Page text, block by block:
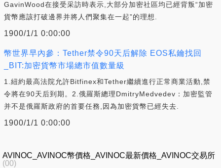
GavinWood在接受采訪時表示,大部分加密社區均已經背叛“加密
貨幣應該打破邊界并將人們聚集在一起”的理想.
1900/1/1 0:00:00
幣世界早內參：Tether禁令90天后解除 EOS私鑰找回
_BIT:加密貨幣市場總市值數量級
1.紐約最高法院允許Bitfinex和Tether繼續進行正常商業活動,禁
令將在90天后到期。2.俄羅斯總理DmitryMedvedev：加密監管
并不是俄羅斯政府的首要任務,因為加密貨幣已經失去.
1900/1/1 0:00:00
AVINOC_AVINOC幣價格_AVINOC最新價格_AVINOC交易所
(00)